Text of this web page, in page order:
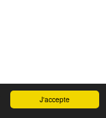
J'accepte